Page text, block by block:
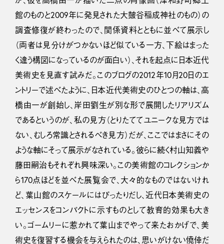
館のものと2009年に発見された大皷谷稲成神社のもの）の
調査修復が終わったので、関係資料とともに並べて展示し
（両者は見分けがつかないほど似ている一方、下絵はまった
く違う構図になっているのが面白い）、それを起点に日本近代
美術史を見直す試みだ。このブログの2012年10月20日のエ
ントリーで述べたように、日本近代美術史のひとつの軸は、高
橋由一が創始し、岸田劉生が別な形で展開したリアリズム
であるというのが、私の見方（とりたててユニークな見方では
ない、むしろ常識とされるべき見方）だが、ここではまさにその
ような軸にそって展示がなされている。彼らに続く村山知義や
藤田嗣治もそれぞれ興味深い。この美術館のコレクションか
ら170点ほどを並べた展覧会で、大々的なものではないけれ
ど、葉山館のスケールにはぴったりだし、近代日本美術史の
エッセンスをコンパクトに示すものとして教育的効果も大き
い。ゴームリーに惹かれて葉山までやって来たおかげで、美
術史を復習する機会を与えられたのは、思いがけない僥倖だ